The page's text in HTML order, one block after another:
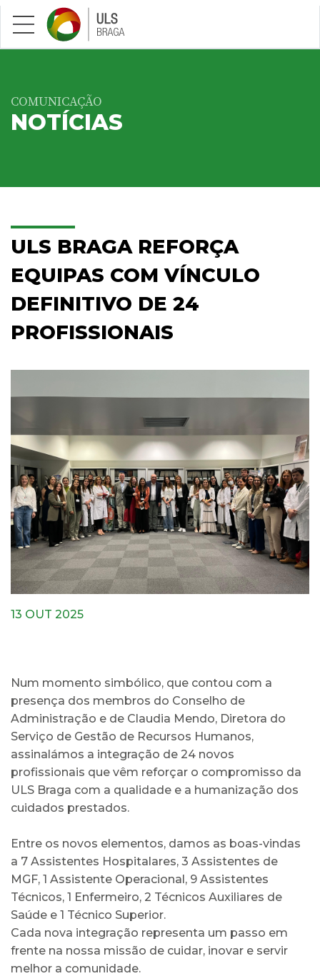
Saltar para conteúdo principal
COMUNICAÇÃO
NOTÍCIAS
ULS BRAGA REFORÇA
EQUIPAS COM VÍNCULO
DEFINITIVO DE 24
PROFISSIONAIS
13 OUT 2025
Num momento simbólico, que contou com a
presença dos membros do Conselho de
Administração e de Claudia Mendo, Diretora do
Serviço de Gestão de Recursos Humanos,
assinalámos a integração de 24 novos
profissionais que vêm reforçar o compromisso da
ULS Braga com a qualidade e a humanização dos
cuidados prestados.
Entre os novos elementos, damos as boas-vindas
a 7 Assistentes Hospitalares, 3 Assistentes de
MGF, 1 Assistente Operacional, 9 Assistentes
Técnicos, 1 Enfermeiro, 2 Técnicos Auxiliares de
Saúde e 1 Técnico Superior.
Cada nova integração representa um passo em
frente na nossa missão de cuidar, inovar e servir
melhor a comunidade.